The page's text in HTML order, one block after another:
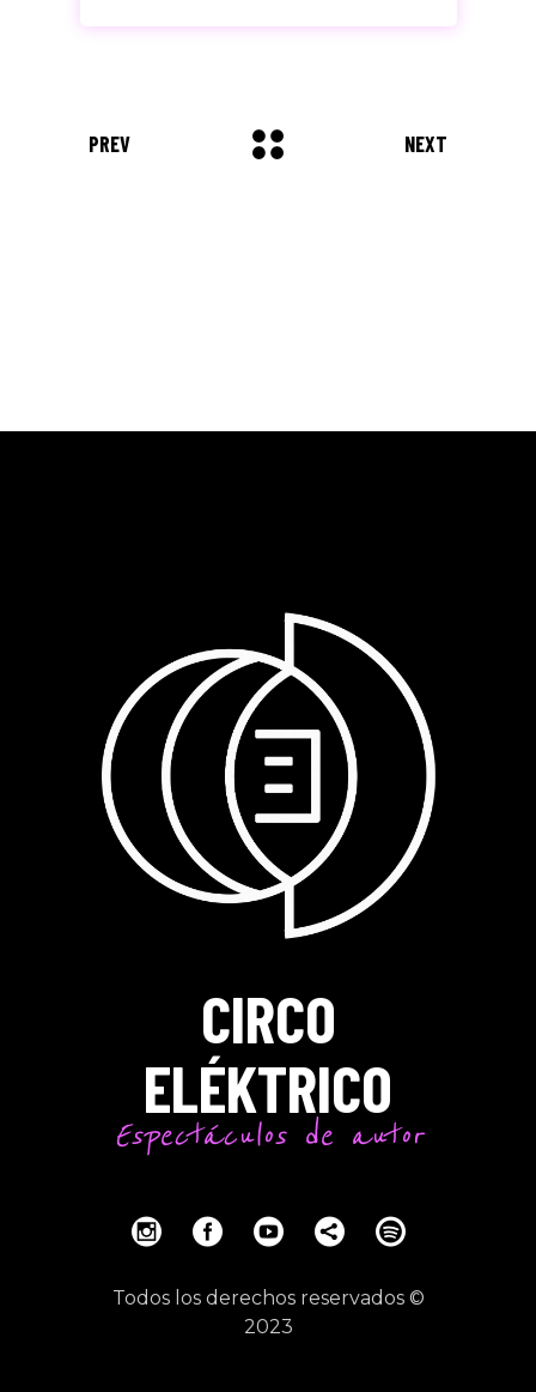
ELIT. AENEAN COMMODO LIGULA
EGET SIT."
PREV NEXT
CIRCO
ELÉKTRICO
Espectáculos de autor
Todos los derechos reservados ©
2023